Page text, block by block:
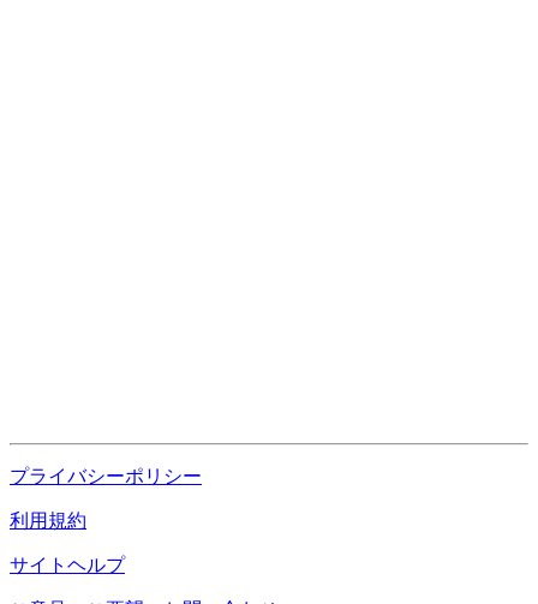
プライバシーポリシー
利用規約
サイトヘルプ